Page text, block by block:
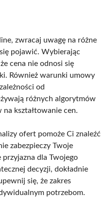
zwracaj uwagę na różne
pojawić. Wybierając
cena nie odnosi się
Również warunki umowy
od
różnych algorytmów
na kształtowanie cen.
ofert pomoże Ci znaleźć
zabezpieczy Twoje
przyjazna dla Twojego
decyzji, dokładnie
się, że zakres
potrzebom.